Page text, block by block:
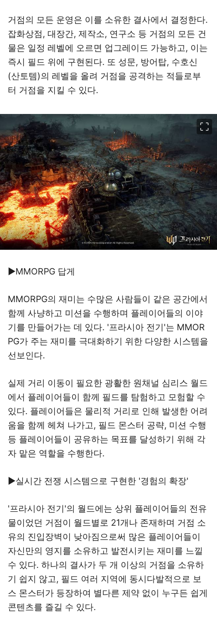
거점의 모든 운영은 이를 소유한 결사에서 결정한다.
잡화상점, 대장간, 제작소, 연구소 등 거점의 모든 건
물은 일정 레벨에 오르면 업그레이드 가능하고, 이는
즉시 필드 위에 구현된다. 또 성문, 방어탑, 수호신
(산토템)의 레벨을 올려 거점을 공격하는 적들로부
터 거점을 지킬 수 있다.
▶MMORPG 답게
MMORPG의 재미는 수많은 사람들이 같은 공간에서
함께 사냥하고 미션을 수행하며 플레이어들의 이야
기를 만들어가는 데 있다. '프라시아 전기'는 MMOR
PG가 주는 재미를 극대화하기 위한 다양한 시스템을
선보인다.
실제 거리 이동이 필요한 광활한 원채널 심리스 월드
에서 플레이어들이 함께 필드를 탐험하고 모험할 수
있다. 플레이어들은 물리적 거리로 인해 발생한 어려
움을 함께 헤쳐 나가고, 필드 몬스터 공략, 미션 수행
등 플레이어들이 공유하는 목표를 달성하기 위해 각
자 맡은 역할을 수행한다.
▶실시간 전쟁 시스템으로 구현한 '경험의 확장'
'프라시아 전기'의 월드에는 상위 플레이어들의 전유
물이었던 거점이 월드별로 21개나 존재하며 거점 소
유의 진입장벽이 낮아짐으로써 많은 플레이어들이
자신만의 영지를 소유하고 발전시키는 재미를 느낄
수 있다. 하나의 결사가 두 개 이상의 거점을 소유하
기 쉽지 않고, 필드 여러 지역에 동시다발적으로 보
스 몬스터가 등장하여 별다른 제약 없이 누구든 쉽게
콘텐츠를 즐길 수 있다.